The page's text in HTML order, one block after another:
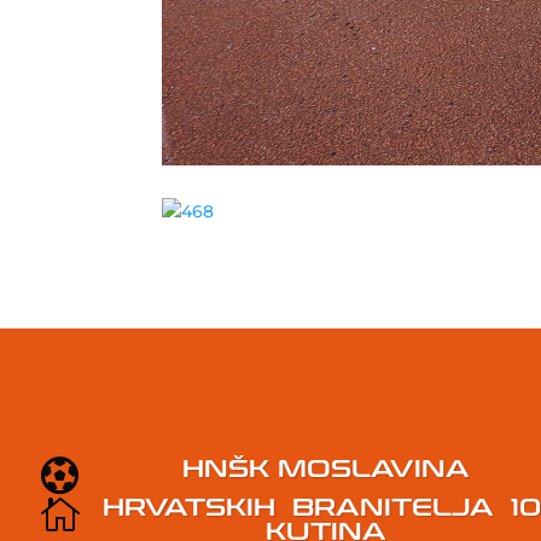
 HNŠK MOSLAVINA

HRVATSKIH BRANITELJA
KUTINA